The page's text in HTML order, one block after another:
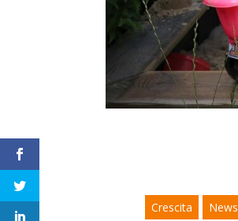
Crescita News